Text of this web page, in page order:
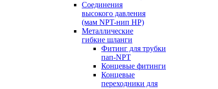
Соединения
высокого давления
(мам NPT-нип HP)
Металлические
гибкие шланги
Фитинг для трубки
пап-NPT
Концевые фитинги
Концевые
переходники для